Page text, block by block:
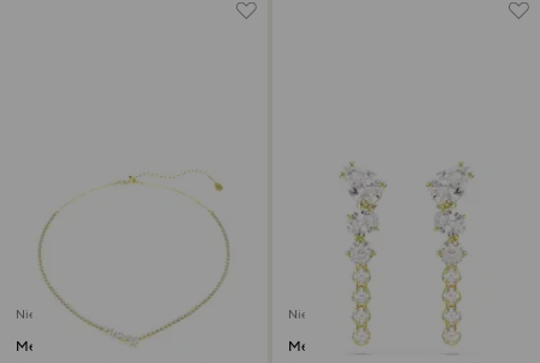
Nieuw
Mesmera ketting
Nieuw
Mesmera Oorhangers